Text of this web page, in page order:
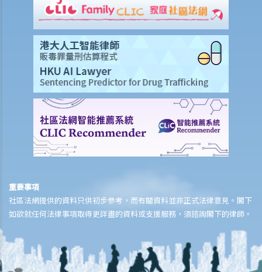
收數公司
1. 什麼是收數公司？
2. 非法收債活動
3. 如何應付收數公司？
重要事項
社區法網提供的資料只供初步參考，而有關資料並非正式法律意見。閣下
如欲就任何法律事項取得更詳盡的資料或支援服務，須諮詢閣下的律師。